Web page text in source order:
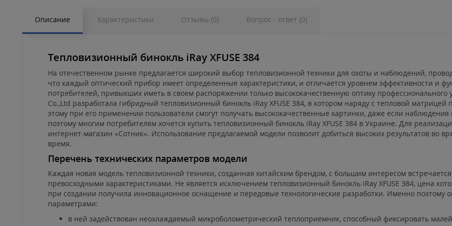
Описание Характеристики Отзывы (0) Вопрос - ответ (0)
Тепловизионный бинокль iRay XFUSE 384
На отечественном рынке предлагается широкий выбор тепловизионной техники для охоты и наблюдений,
что каждый оптический прибор имеет определенные характеристики, и отличается уровнем эффективности и
потребителей, привыкших иметь в своем распоряжении только высококачественную оптику профессионального
Co.,Ltd разработала гибридный тепловизионный бинокль iRay XFUSE 384, в котором наряду с тепловой
этому при его применении пользователи смогут получать высококачественные картинки, даже если
поэтому многим потребителям хочется купить тепловизионный бинокль iRay XFUSE 384 в Украине. Для
интернет-магазин «Сотник». Использование предлагаемой модели позволит добиться высоких результатов во
время.
Перечень технических параметров модели
Каждая новая модель тепловизионной техники, созданная китайским брендом, с большим интересом
превосходными характеристиками. Не является исключением тепловизионный бинокль iRay XFUSE 384, цена
при создании получила инновационное оснащение и передовые технологические разработки. Именно поэтому
параметрами:
в ней задействован неохлаждаемый микроболометрический теплоприемник, способный фиксировать